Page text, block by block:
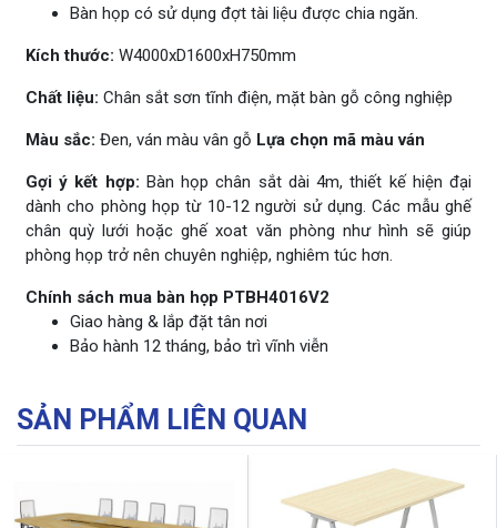
Bàn họp có sử dụng đợt tài liệu được chia ngăn.
Kích thước: W4000xD1600xH750mm
Chất liệu: Chân sắt sơn tĩnh điện, mặt bàn gỗ công nghiệp
Màu sắc: Đen, ván màu vân gỗ Lựa chọn mã màu ván
Gợi ý kết hợp: Bàn họp chân sắt dài 4m, thiết kế hiện đại
dành cho phòng họp từ 10-12 người sử dụng. Các mẫu ghế
chân quỳ lưới hoặc ghế xoat văn phòng như hình sẽ giúp
phòng họp trở nên chuyên nghiệp, nghiêm túc hơn.
Chính sách mua bàn họp PTBH4016V2
Giao hàng & lắp đặt tân nơi
Bảo hành 12 tháng, bảo trì vĩnh viễn
SẢN PHẨM LIÊN QUAN